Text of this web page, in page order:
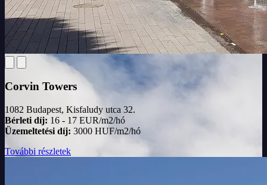
Corvin Towers
1082 Budapest, Kisfaludy utca 32.
Bérleti díj: 16 - 17 EUR/m2/hó
Üzemeltetési díj: 3000 HUF/m2/hó
További részletek